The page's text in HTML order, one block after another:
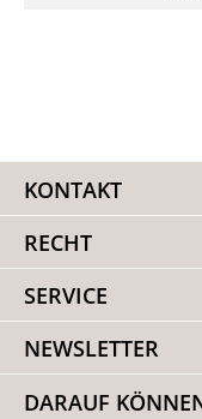
KONTAKT
RECHT
SERVICE
NEWSLETTER
DARAUF